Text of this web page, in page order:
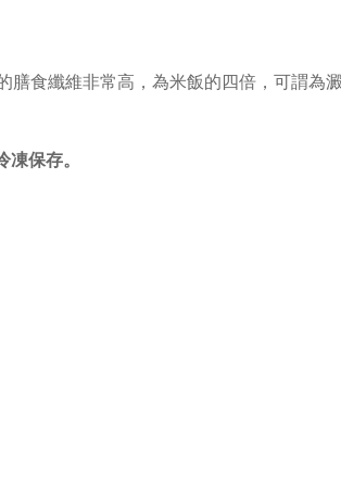
膳食纖維非常高，為米飯的四倍，可謂為
保存。